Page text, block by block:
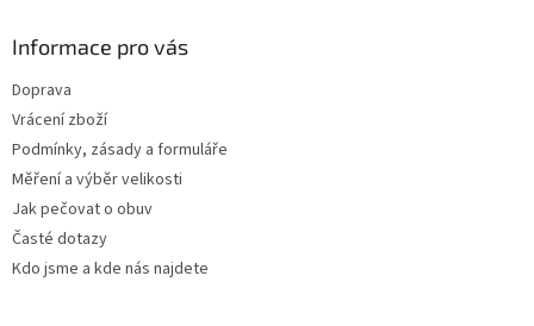
Informace pro vás
Doprava
Vrácení zboží
Podmínky, zásady a formuláře
Měření a výběr velikosti
Jak pečovat o obuv
Časté dotazy
Kdo jsme a kde nás najdete